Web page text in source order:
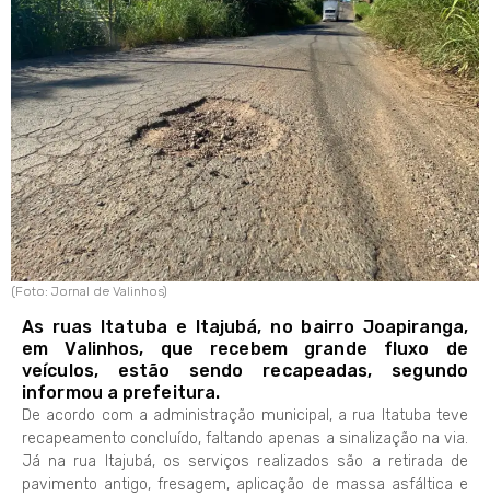
(Foto: Jornal de Valinhos)
As ruas Itatuba e Itajubá, no bairro Joapiranga,
em Valinhos, que recebem grande fluxo de
veículos, estão sendo recapeadas, segundo
informou a prefeitura.
De acordo com a administração municipal, a rua Itatuba teve
recapeamento concluído, faltando apenas a sinalização na via.
Já na rua Itajubá, os serviços realizados são a retirada de
pavimento antigo, fresagem, aplicação de massa asfáltica e